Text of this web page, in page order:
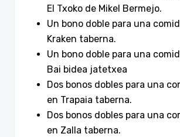
El Txoko de Mikel Bermejo.
Un bono doble para una
Kraken taberna.
Un bono doble para una
Bai bidea jatetxea
Dos bonos dobles para una
en Trapaia taberna.
Dos bonos dobles para una
en Zalla taberna.